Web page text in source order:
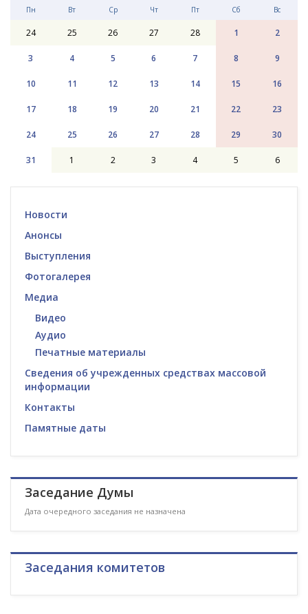
Пн Вт Ср Чт Пт Сб Вс
24 25 26 27 28 1 2
3 4 5 6 7 8 9
10 11 12 13 14 15 16
17 18 19 20 21 22 23
24 25 26 27 28 29 30
31 1 2 3 4 5 6
Новости
Анонсы
Выступления
Фотогалерея
Медиа
Видео
Аудио
Печатные материалы
Сведения об учрежденных средствах массовой
информации
Контакты
Памятные даты
Заседание Думы
Дата очередного заседания не назначена
Заседания комитетов